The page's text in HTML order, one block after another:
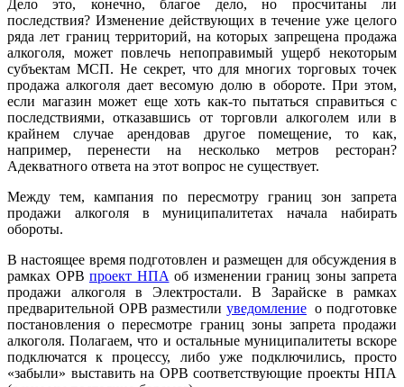
Дело это, конечно, благое дело, но просчитаны ли
последствия? Изменение действующих в течение уже целого
ряда лет границ территорий, на которых запрещена продажа
алкоголя, может повлечь непоправимый ущерб некоторым
субъектам МСП. Не секрет, что для многих торговых точек
продажа алкоголя дает весомую долю в обороте. При этом,
если магазин может еще хоть как-то пытаться справиться с
последствиями, отказавшись от торговли алкоголем или в
крайнем случае арендовав другое помещение, то как,
например, перенести на несколько метров ресторан?
Адекватного ответа на этот вопрос не существует.
Между тем, кампания по пересмотру границ зон запрета
продажи алкоголя в муниципалитетах начала набирать
обороты.
В настоящее время подготовлен и размещен для обсуждения в
рамках ОРВ проект НПА об изменении границ зоны запрета
продажи алкоголя в Электростали. В Зарайске в рамках
предварительной ОРВ разместили уведомление о подготовке
постановления о пересмотре границ зоны запрета продажи
алкоголя. Полагаем, что и остальные муниципалитеты вскоре
подключатся к процессу, либо уже подключились, просто
«забыли» выставить на ОРВ соответствующие проекты НПА